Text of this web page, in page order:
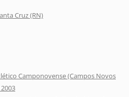
Cruz (RN)
Camponovense (Campos Novos